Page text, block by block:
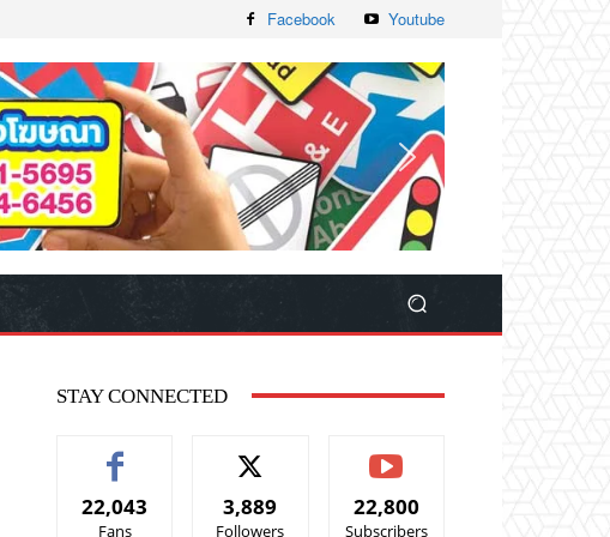
Facebook Youtube
STAY CONNECTED
22,043
Fans
3,889
Followers
22,800
Subscribers